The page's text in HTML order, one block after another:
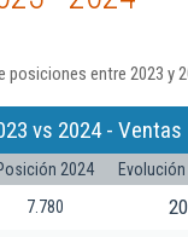
entre 2023 y
vs 2024 - Ventas
2024
7.780